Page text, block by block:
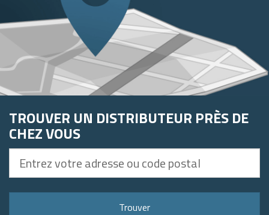
TROUVER UN DISTRIBUTEUR PRÈS DE
CHEZ VOUS
votre
Trouver